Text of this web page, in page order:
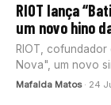
RIOT lança
um novo hino
RIOT,
Nova", um novo
Tech House.
Mafalda Matos· 24